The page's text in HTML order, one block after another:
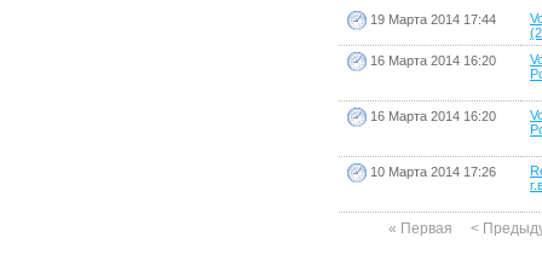
19 Марта 2014 17:44
16 Марта 2014 16:20
16 Марта 2014 16:20
10 Марта 2014 17:26
« Первая <